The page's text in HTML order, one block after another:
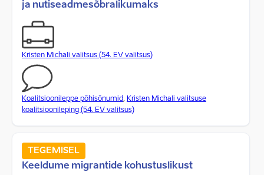
ja nutiseadmesõbralikumaks
Kristen Michali valitsus (54. EV valitsus)
Koalitsioonileppe põhisõnumid, Kristen Michali valitsuse
koalitsioonileping (54. EV valitsus)
TEGEMISEL
Keeldume migrantide kohustuslikust